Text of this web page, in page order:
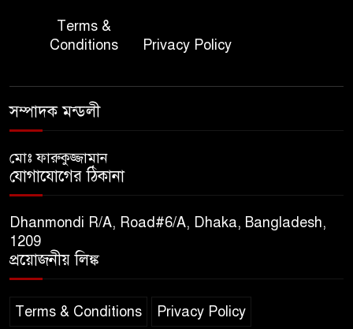
অতিরিক্ত পুলিশ মহাপরিদর্শক
বিপিআই-এর জ্বালানি প্রশিক্ষণ
৯
সুমাইয়া হারুন: মিস মাল্টিন্যাশনাল
১০
Terms &
Conditions
Privacy Policy
সম্পাদক মন্ডলী
মোঃ ফারুকুজ্জামান
যোগাযোগের ঠিকানা
Dhanmondi R/A, Road#6/A, Dhaka, Bangladesh,
1209
প্রয়োজনীয় লিঙ্ক
Terms & Conditions Privacy Policy